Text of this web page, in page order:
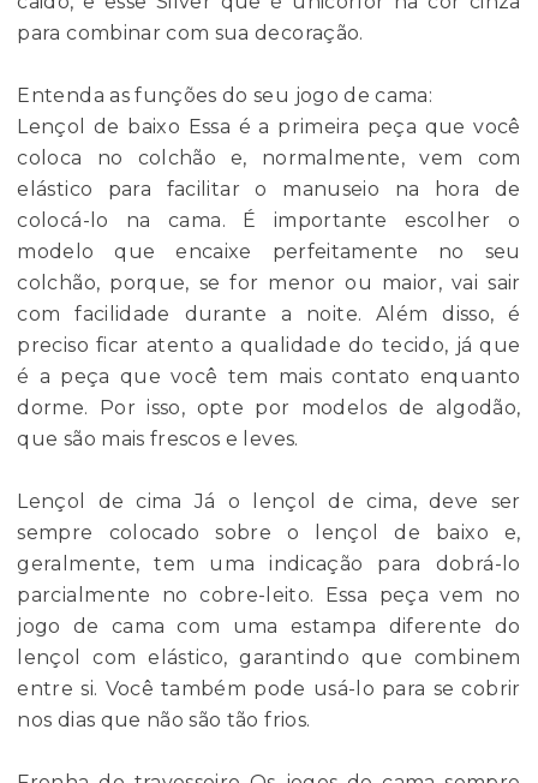
para combinar com sua decoração.
Entenda as funções do seu jogo de cama:
Lençol de baixo Essa é a primeira peça que você
coloca no colchão e, normalmente, vem com
elástico para facilitar o manuseio na hora de
colocá-lo na cama. É importante escolher o
modelo que encaixe perfeitamente no seu
colchão, porque, se for menor ou maior, vai sair
com facilidade durante a noite. Além disso, é
preciso ficar atento a qualidade do tecido, já que
é a peça que você tem mais contato enquanto
dorme. Por isso, opte por modelos de algodão,
que são mais frescos e leves.
Lençol de cima Já o lençol de cima, deve ser
sempre colocado sobre o lençol de baixo e,
geralmente, tem uma indicação para dobrá-lo
parcialmente no cobre-leito. Essa peça vem no
jogo de cama com uma estampa diferente do
lençol com elástico, garantindo que combinem
entre si. Você também pode usá-lo para se cobrir
nos dias que não são tão frios.